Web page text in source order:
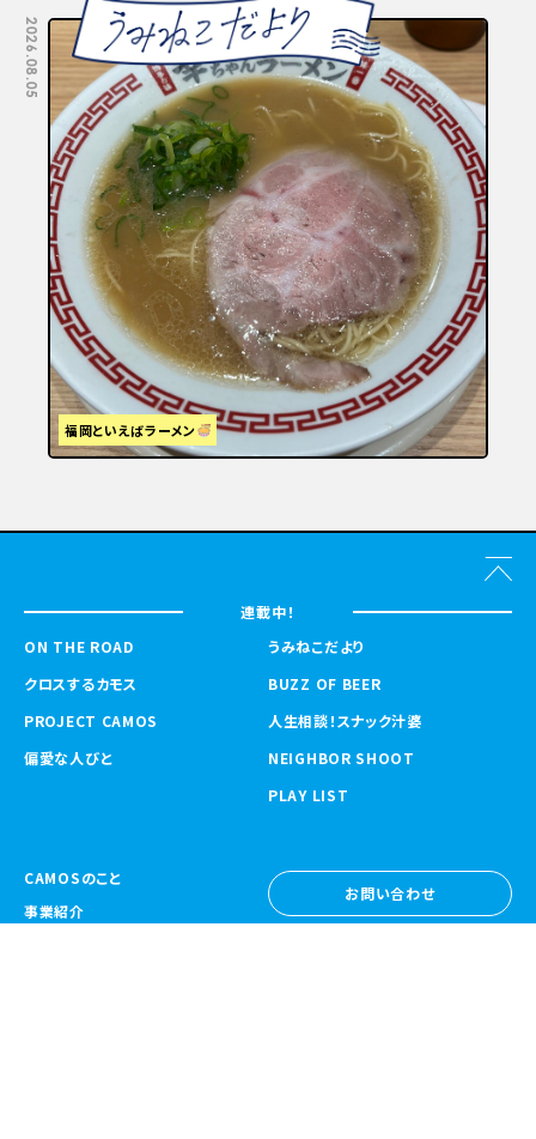
2026.08.05
福岡といえばラーメン
連載中！
ON THE ROAD
クロスするカモス
PROJECT CAMOS
偏愛な人びと
うみねこだより
BUZZ OF BEER
人生相談！スナック汁婆
NEIGHBOR SHOOT
PLAY LIST
CAMOSのこと
事業紹介
お問い合わせ